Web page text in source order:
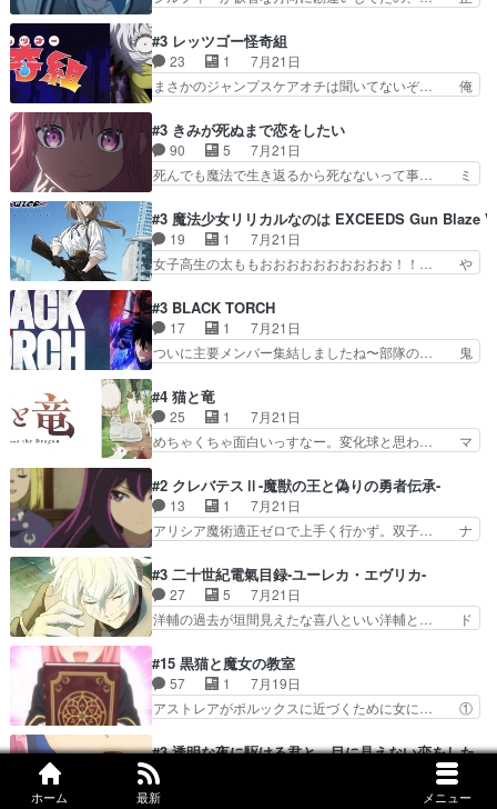
ホーム 最新 メニュー
園物のラブコメ元々好きだから設… にしても妹は
久」役で出演してまーす！み… 隼人の家庭は隼人
に家事の負担がかかってい… 三岳さんが隼人にと
って妹扱い止まりそうな…
ンダイチャンネルで視聴。リーリャさん… なんか
腹立つなぁルーデウスめ…これでエリ… トレント
は後に何らかの際に活躍するんやろ… アイシ
ャ、、、なんと末恐ろしい妹なんだ！… ルーデウ
しゃあない。狂犬かくましいつ来… 本作はぬるい
ハーレムではなく、真面目に一… エリスはしばら
くEDだけやね。アイシャ、…
#3 レッツゴー怪奇組
23 1
7月21日
まさかのジャンプスケアオチは聞いてないぞ… 俺
ャ子の従姉妹シュラ子登場。主人公眼福… 跡目争
いの新キャラ登場で、今回はシュール… めちゃ子
のいとこかわいい今回主人公の驚き… メチャ子を
くしゃみと鼻水が止まらなくなる… お父さんに押
をちびっ子にしたあの玉、も… 半裸の警官の方が
怖い。ライバルキャラかわ… 霊媒師が人の肩に霊
を乗せるな笑なんてモノ…
#3 きみが死ぬまで恋をしたい
90 5
7月21日
死んでも魔法で生き返るから死なないって事… ミ
ミ、最後のその顔は怖いよ...。てかタ… もはや人
間なのかも怪しい戦闘シーンがない… 今話第LO
／原画で参加させていただきまし… 皆大好き、ロ
リの全裸だーーーーーーッッッ… シーナとミミが
芽吹く百合の花。ミミ(c… ルームメイト1ヶ月経
ってシーナがミミの人… もう後戻りできないぞ」
してくるとは思わん…
#3 魔法少女リリカルなのは EXCEEDS Gun Blaze
19 1
7月21日
女子高生の太ももおおおおおおおおおお！！… や
瀬シイナと夜海トワ』今回はフォロワー… なのは
と出逢い炎の魔人の能力を人類の為に… ・シイ
ナ、トワと出会う親近感を感じる2人… 篠宮マナ
が登場したけど公式サイトに20歳… リリカルな
ちゃ食うやん魔人狩りチーム強… 人類滅亡寸前ま
で追い詰められていたのに、… 第３話をU-NEXT
で視聴しました。視聴…
#3 BLACK TORCH
17 1
7月21日
ついに主要メンバー集結しましたね〜部隊の… 鬼
描いたようなチョロインだったな。下半… 前回か
ら引き続いてじいさんとの決別の冒頭… あっちは
呪霊でこっちは物怪。忍者っぽいア… 護衛対象と
なる弐郎を連れて隠密局へ、彼の… →現状展開が
た弐郎は鬼子母神一華の護衛… 護衛はお尻一華、
ここは定番やっぱ物の怪の… ①敵は会話してる最
中の同乗者を物音一つ発…
#4 猫と竜
25 1
7月21日
めちゃくちゃ面白いっすなー。変化球と思わ… マ
代もの猫たちの誕生と成長を見守る猫竜… 前回猫
たちで熊退治をしていた中の一匹の猫… と思って
みにいったらクロバネのCV.速水… 「おじちゃん
は身内に甘い」で、いきなり笑… ガチで素晴らし
た子猫たちのその後が描か… 王子の旅の始まりは
確かにそうでしたよね！… リゼロ見終わっちゃっ
てほのぼの系がいいか…
#2 クレバテスⅡ-魔獣の王と偽りの勇者伝承-
13 1
7月21日
アリシア魔術適正ゼロで上手く行かず。双子… ナ
紹介の時台に乗ってるサラサ可愛いw学… ナイ
エ・シフォンリッツの出番が多くて嬉し… 石田で
こいつワルだな。なぜ大猿に変身した… 2冊目の
トアの書は学長の手に1話冒頭と合… アリシアと
たのにロリ化されて学生にされ… これはいい黒沢
ともよ。笑いのセンスも合う… ナイエのリアクシ
ョンが面白い。ローメイン…
#3 二十世紀電氣目録-ユーレカ・エヴリカ-
27 5
7月21日
洋輔の過去が垣間見えたな喜八といい洋輔と… ド
が目録に固執する理由もほぼ明らかとな… これ京
アニだったのかそのわりにはそこまで… 清六兄ち
ゃんと喜八、清六と洋輔それぞれの… 化学的作用
に依りて継続して…電池と称すっ… 洋輔、清六の
えてみんなで物作りで一気に… 作画は最高なのに
話がつまらない。やっぱ京… 天下り式に竹のフィ
ラメントが出てきたのは…
#15 黒猫と魔女の教室
57 1
7月19日
アストレアがポルックスに近づくために女に… ①
はアストレアの野望による性転換、後半… アスト
レア君の作戦に皆巻き込まれてて草捕… アストレ
アが作った薬によって男女入れ替わ… アルトレア
#3 透明な夜に駆ける君と、目に見えない恋をした。
買い物（デート）の待ち合わせ場所の橋待ち… ボ